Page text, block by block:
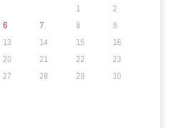
1
2
6 7 8
9
13 14 15
16
20 21 22
23
27 28 29
30